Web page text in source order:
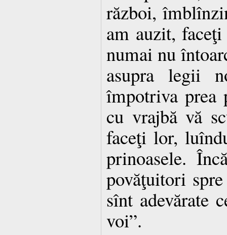
război,
am auzit,
numai nu
asupra legii
împotriva prea
cu vrajbă vă
faceţi lor,
prinoasele.
povăţuitori
sînt adevărate
voi”.